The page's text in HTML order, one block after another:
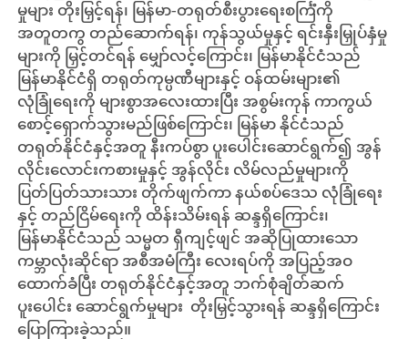
မှုများ တိုးမြှင့်ရန်၊ မြန်မာ-တရုတ်စီးပွားရေးစင်္ကြံကို
အတူတကွ တည်ဆောက်ရန်၊ ကုန်သွယ်မှုနှင့် ရင်းနှီးမြှုပ်နှံမှု
များကို မြှင့်တင်ရန် မျှော်လင့်ကြောင်း၊ မြန်မာနိုင်ငံသည်
မြန်မာနိုင်ငံရှိ တရုတ်ကုမ္ပဏီများနှင့် ဝန်ထမ်းများ၏
လုံခြုံရေးကို များစွာအလေးထားပြီး အစွမ်းကုန် ကာကွယ်
စောင့်ရှောက်သွားမည်ဖြစ်ကြောင်း၊ မြန်မာ နိုင်ငံသည်
တရုတ်နိုင်ငံနှင့်အတူ နီးကပ်စွာ ပူးပေါင်းဆောင်ရွက်၍ အွန်
လိုင်းလောင်းကစားမှုနှင့် အွန်လိုင်း လိမ်လည်မှုများကို
ပြတ်ပြတ်သားသား တိုက်ဖျက်ကာ နယ်စပ်ဒေသ လုံခြုံရေး
နှင့် တည်ငြိမ်ရေးကို ထိန်းသိမ်းရန် ဆန္ဒရှိကြောင်း၊
မြန်မာနိုင်ငံသည် သမ္မတ ရှီကျင့်ဖျင် အဆိုပြုထားသော
ကမ္ဘာလုံးဆိုင်ရာ အစီအမံကြီး လေးရပ်ကို အပြည့်အဝ
ထောက်ခံပြီး တရုတ်နိုင်ငံနှင့်အတူ ဘက်စုံချိတ်ဆက်
ပူးပေါင်း ဆောင်ရွက်မှုများ တိုးမြှင့်သွားရန် ဆန္ဒရှိကြောင်း
ပြောကြားခဲ့သည်။